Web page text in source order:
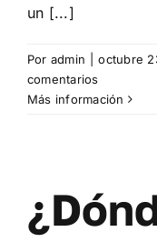
un [...]
Por admin octubre
comentarios
Más información